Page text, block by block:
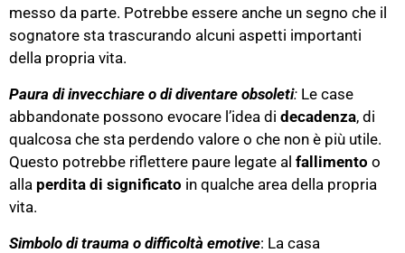
messo da parte. Potrebbe essere anche un segno che il
sognatore sta trascurando alcuni aspetti importanti
della propria vita.
Paura di invecchiare o di diventare obsoleti: Le case
abbandonate possono evocare l’idea di decadenza, di
qualcosa che sta perdendo valore o che non è più utile.
Questo potrebbe riflettere paure legate al fallimento o
alla perdita di significato in qualche area della propria
vita.
Simbolo di trauma o difficoltà emotive: La casa